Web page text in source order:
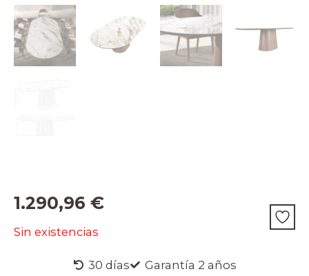
1.290,96 €
Sin existencias
30 días Garantía 2 años